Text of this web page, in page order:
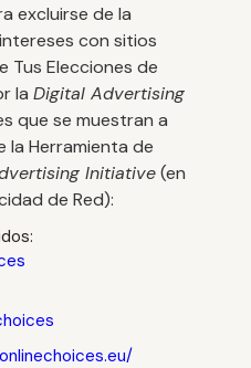
excluirse de la
con sitios
Tus Elecciones de
la Digital Advertising
que se muestran a
la Herramienta de
Initiative(en
de Red):